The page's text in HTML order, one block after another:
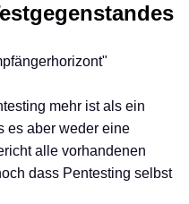
mehr ist als ein
es aber weder eine
alle vorhandenen
dass Pentesting selbst